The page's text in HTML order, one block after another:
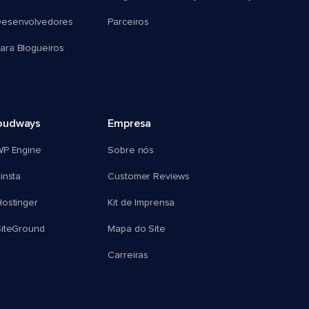
Blogueiros
Parceiros
Engine
Empresa
Sobre nós
Customer Reviews
Kit de Imprensa
Mapa do Site
Carreiras